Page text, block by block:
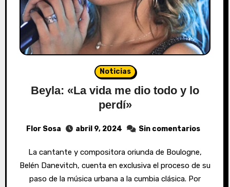
Noticias
Beyla: «La vida me dio todo y lo
perdí»
Flor Sosa abril 9, 2024 Sin comentarios
La cantante y compositora oriunda de Boulogne,
Belén Danevitch, cuenta en exclusiva el proceso de su
paso de la música urbana a la cumbia clásica. Por